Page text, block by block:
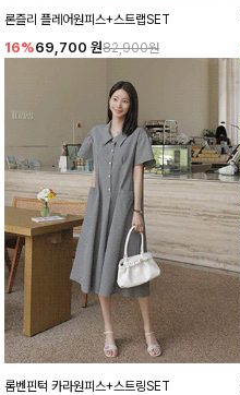
론즐리 플레어원피스+스트랩SET
16%69,700 원82,900원
롬벤핀턱 카라원피스+스트링SET